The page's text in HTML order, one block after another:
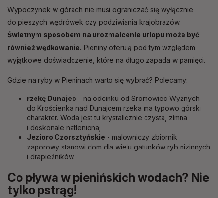
Wypoczynek w górach nie musi ograniczać się wyłącznie
do pieszych wędrówek czy podziwiania krajobrazów.
Świetnym sposobem na urozmaicenie urlopu może być
również wędkowanie. Pieniny oferują pod tym względem
wyjątkowe doświadczenie, które na długo zapada w pamięci.
Gdzie na ryby w Pieninach warto się wybrać? Polecamy:
rzekę Dunajec - na odcinku od Sromowiec Wyżnych
do Krościenka nad Dunajcem rzeka ma typowo górski
charakter. Woda jest tu krystalicznie czysta, zimna
i doskonale natleniona;
Jezioro Czorsztyńskie - malowniczy zbiornik
zaporowy stanowi dom dla wielu gatunków ryb nizinnych
i drapieżników.
Co pływa w pienińskich wodach? Nie
tylko pstrąg!